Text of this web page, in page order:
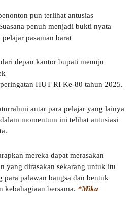
pun terlihat antusias
penuh menjadi bukti nyata
pasaman barat
depan kantor bupati menuju
HUT RI Ke-80 tahun 2025.
antar para pelajar yang lainya
momentum ini telihat antusiasi
mereka dapat merasakan
yang dirasakan sekarang untuk itu
para palawan bangsa dan bentuk
kebahagiaan bersama. *Mika